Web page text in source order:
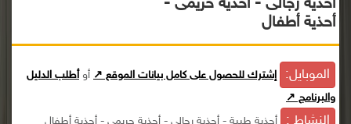
أحذية رجالى - أحذية حريمى -
أحذية أطفال
الموبايل: إشترك للحصول على كامل بيانات الموقع ↗ أوأطلب الدليل
والبرنامج ↗
النشاط : أحذية طبية - أحذية رجالى - أحذية حريمى - أحذية أطفال